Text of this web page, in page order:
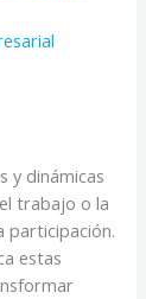
y dinámicas
trabajo o la
participación.
estas